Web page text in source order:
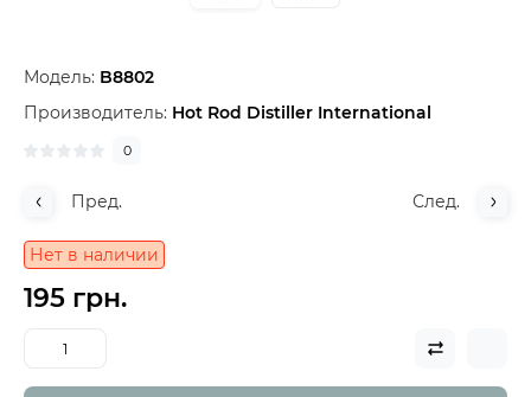
Модель: B8802
Производитель: Hot Rod Distiller International
0
Пред. След.
Нет в наличии
195 грн.